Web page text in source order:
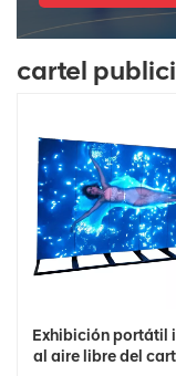
cartel
Exhibición portátil
al aire libre del